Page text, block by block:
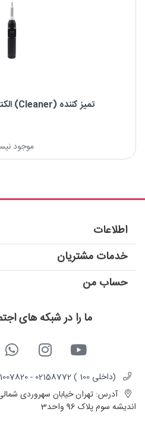
تمیز کننده (Cleaner) الکتریکال قلمی SURIN
کاهش
موجود
ما را در شبکه های
(داخلی 100 ) 02158772 - 09201007820
آدرس: تهران خیابان سهروردی
اندیشه سوم پلاک 96 واحد3
اطلاعات
خدمات مشتریان
حساب من